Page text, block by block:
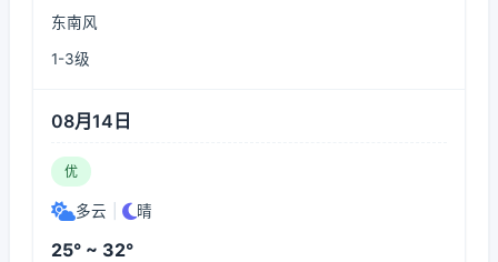
东南风
1-3级
08月14日
优
多云 晴
25° ~ 32°